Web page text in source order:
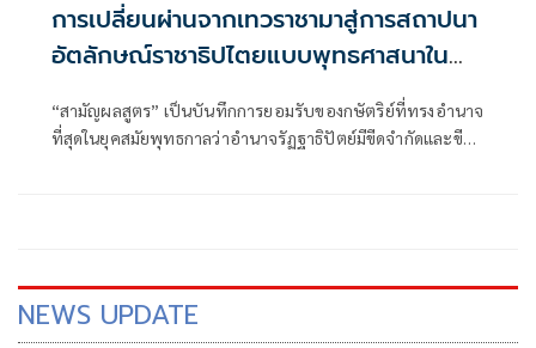
การเปลี่ยนผ่านจากเทวราชามาสู่การสถาปนา
อัตลักษณ์ราชาธิปไตยแบบพุทธศาสนาใน
พระไตรปิฏก : สามัญผลสูตรในฐานะทฤษฎี
ขีดจำกัดของอำนาจรัฐเหนือแรงงานและ
ทรัพย์สิน
“สามัญผลสูตร” เป็นบันทึกการยอมรับของกษัตริย์ที่ทรงอำนาจ
ที่สุดในยุคสมัยพุทธกาลว่าอำนาจรัฏฐาธิปัตย์มีขีดจำกัดและขีด
NEWS UPDATE